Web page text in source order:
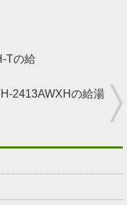
Tの給
2413AWXHの給湯